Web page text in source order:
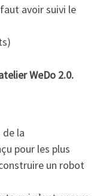
avoir suivi le
WeDo 2.0.
la
pour les plus
un robot